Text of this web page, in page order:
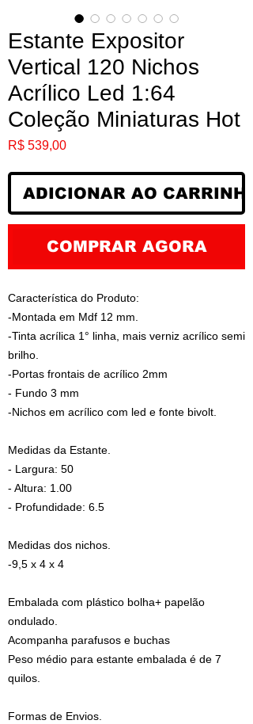
Estante Expositor
Vertical 120 Nichos
Acrílico Led 1:64
Coleção Miniaturas Hot
R$ 539,00Preço
ADICIONAR AO CARRINHO
COMPRAR AGORA
Característica do Produto:
-Montada em Mdf 12 mm.
-Tinta acrílica 1° linha, mais verniz acrílico semi
brilho.
-Portas frontais de acrílico 2mm
- Fundo 3 mm
-Nichos em acrílico com led e fonte bivolt.
Medidas da Estante.
- Largura: 50
- Altura: 1.00
- Profundidade: 6.5
Medidas dos nichos.
-9,5 x 4 x 4
Embalada com plástico bolha+ papelão
ondulado.
Acompanha parafusos e buchas
Peso médio para estante embalada é de 7
quilos.
Formas de Envios.